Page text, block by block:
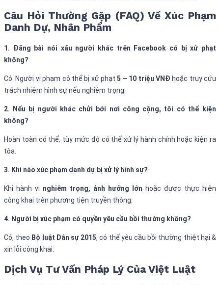
Câu Hỏi Thường Gặp (FAQ) Về Xúc Phạm
Danh Dự, Nhân Phẩm
1. Đăng bài nói xấu người khác trên Facebook có bị xử phạt
không?
Có. Người vi phạm có thể bị xử phạt5 – 10 triệu VNĐ hoặc truy cứu
trách nhiệm hình sự nếu nghiêm trọng.
2. Nếu bị người khác chửi bới nơi công cộng, tôi có thể kiện
không?
Hoàn toàn có thể, tùy mức độ có thể xử lý hành chính hoặc kiện ra
tòa.
3. Khi nào xúc phạm danh dự bị xử lý hình sự?
Khi hành vi nghiêm trọng, ảnh hưởng lớn hoặc được thực hiện
công khai trên phương tiện truyền thông.
4. Người bị xúc phạm có quyền yêu cầu bồi thường không?
Có, theo Bộ luật Dân sự 2015, có thể yêu cầu bồi thường thiệt hại &
xin lỗi công khai.
Dịch Vụ Tư Vấn Pháp Lý Của Việt Luật